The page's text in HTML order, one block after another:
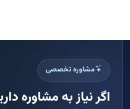
مشاوره تخصصی
اگر نیاز به مشاوره